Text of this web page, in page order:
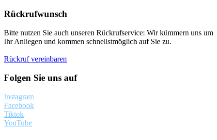
Rückrufwunsch
Bitte nutzen Sie auch unseren Rückrufservice: Wir kümmern uns um
Ihr Anliegen und kommen schnellstmöglich auf Sie zu.
Rückruf vereinbaren
Folgen Sie uns auf
Instagram
Facebook
Tiktok
YouTube